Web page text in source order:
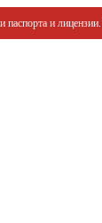
и